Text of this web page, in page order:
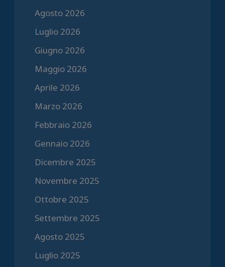
Agosto 2026
Luglio 2026
Giugno 2026
Maggio 2026
Aprile 2026
Marzo 2026
Febbraio 2026
Gennaio 2026
Dicembre 2025
Novembre 2025
Ottobre 2025
Settembre 2025
Agosto 2025
Luglio 2025